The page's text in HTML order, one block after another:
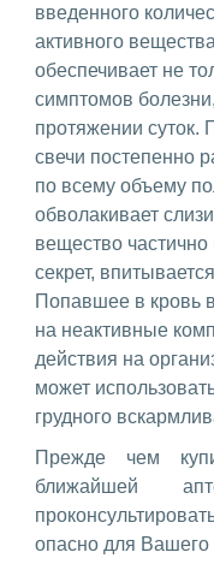
введенного
активного
обеспечивает не
симптомов
протяжении суток.
свечи постепенно
по всему объему
обволакивает
вещество
секрет,
Попавшее в кровь
на неактивные
действия на
может
грудного
Прежде чем
ближайшей
опасно для Вашего